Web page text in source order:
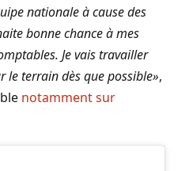
nationale à cause des
bonne chance à mes
Je vais travailler
le terrain dès que possible»,
notamment sur